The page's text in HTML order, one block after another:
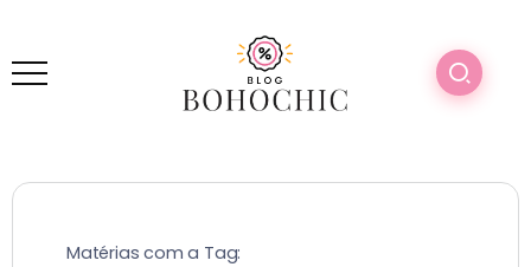
Matérias com a Tag: